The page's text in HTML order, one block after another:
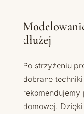
dłużej
Po strzyżeniu
dobrane
domowej.